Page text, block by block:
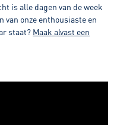
is alle dagen van de week
van onze enthousiaste en
staat? Maak alvast een